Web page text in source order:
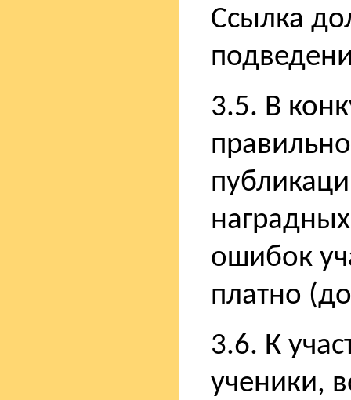
Ссылка
3.5. В
ошибок
платно
3.6. К
ученики,